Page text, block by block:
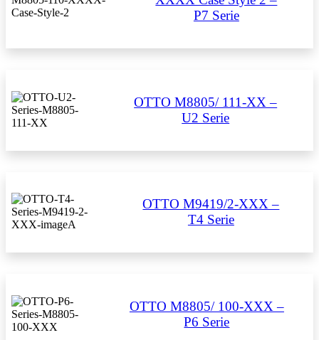
P7 Serie
OTTO M8805/ 111-XX –
U2 Serie
OTTO M9419/2-XXX –
T4 Serie
OTTO M8805/ 100-XXX –
P6 Serie